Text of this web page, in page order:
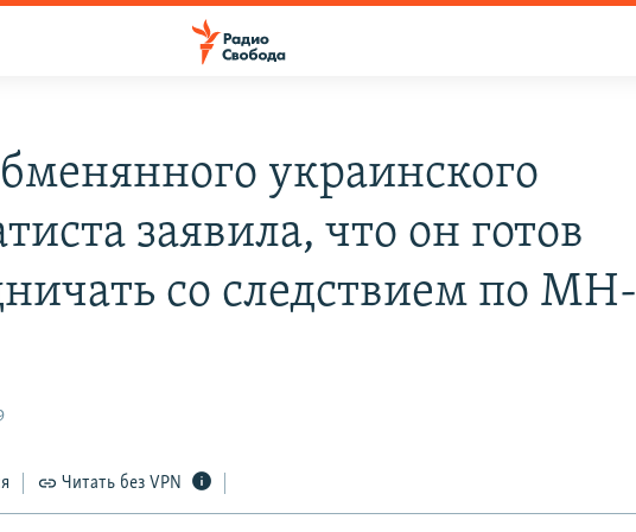
украинского
заявила, что он готов
со следствием по MH-
Читать без VPN